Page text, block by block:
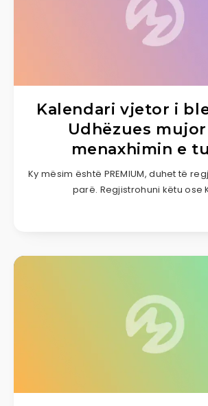
Kalendari vjetor i
Udhëzues
menaxhimin e
Ky mësim është PREMIUM, duhet të
parë. Regjistrohuni këtu ose